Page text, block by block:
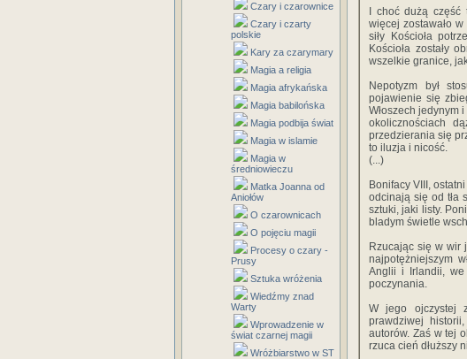
Czary i czarownice
Czary i czarty
polskie
Kary za czarymary
Magia a religia
Magia afrykańska
Magia babilońska
Magia podbija świat
Magia w islamie
Magia w
średniowieczu
Matka Joanna od
Aniołów
O czarownicach
O pojęciu magii
Procesy o czary -
Prusy
Sztuka wróżenia
Wiedźmy znad
Warty
Wprowadzenie w
świat czarnej magii
Wróżbiarstwo w ST
I choć dużą
więcej zostawało
siły Kościoła
Kościoła zostały
wszelkie granice,
Nepotyzm był
pojawienie się
Włoszech jedynym
okolicznościach
przedzierania się
to iluzja i nicość.
(...)
Bonifacy VIII,
odcinają się od tła
sztuki, jaki listy.
bladym świetle
Rzucając się w wir
najpotężniejszym
Anglii i Irlandii, we
poczynania.
W jego ojczystej
prawdziwej
autorów. Zaś w tej
rzuca cień dłuższy